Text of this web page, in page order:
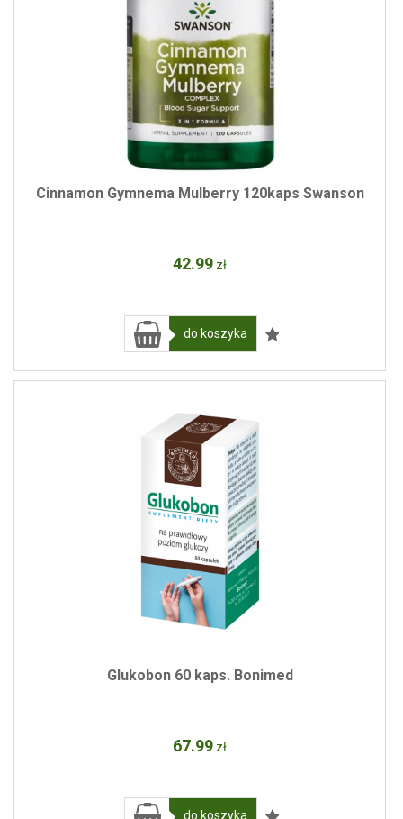
Cinnamon Gymnema Mulberry 120kaps Swanson
42.99 zł
do koszyka
Glukobon 60 kaps. Bonimed
67.99 zł
do koszyka